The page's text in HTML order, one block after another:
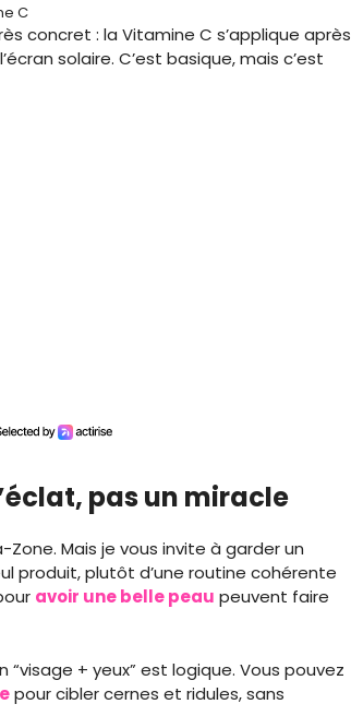
C
concret : la Vitamine C s’applique après
solaire. C’est basique, mais c’est
pas un miracle
Mais je vous invite à garder un
produit, plutôt d’une routine cohérente
avoir une belle peau peuvent faire
+ yeux” est logique. Vous pouvez
pour cibler cernes et ridules, sans